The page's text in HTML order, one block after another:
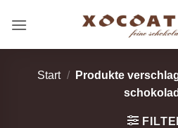
Inhalt
Start /
Produkte